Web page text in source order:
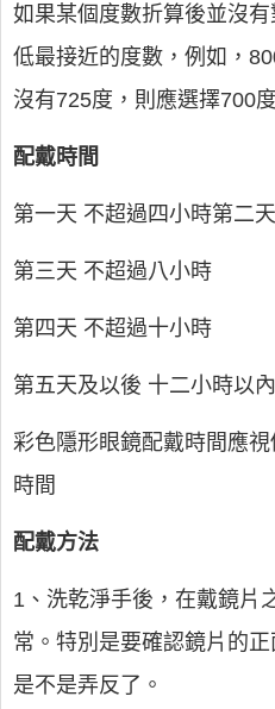
如果某個度數折算後並沒
低最接近的度數，例如，
沒有725度，則應選擇700
配戴時間
第一天 不超過四小時第二
第三天 不超過八小時
第四天 不超過十小時
第五天及以後 十二小時以內
彩色隱形眼鏡配戴時間應
時間
配戴方法
1、洗乾淨手後，在戴鏡片
常。特別是要確認鏡片的
是不是弄反了。